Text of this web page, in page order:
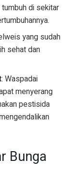
di sekitar
yang sudah
sehat dan
: Waspadai
menyerang
pestisida
Bunga